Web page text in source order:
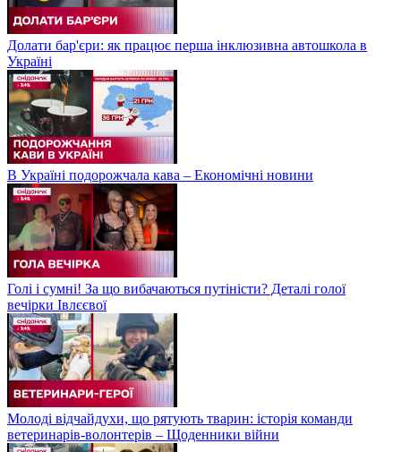
Долати бар'єри: як працює перша інклюзивна автошкола в
Україні
В Україні подорожчала кава – Економічні новини
Голі і сумні! За що вибачаються путіністи? Деталі голої
вечірки Івлєєвої
Молоді відчайдухи, що рятують тварин: історія команди
ветеринарів-волонтерів – Щоденники війни